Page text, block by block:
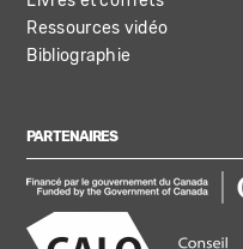
Ressources vidéo
Bibliographie
PARTENAIRES